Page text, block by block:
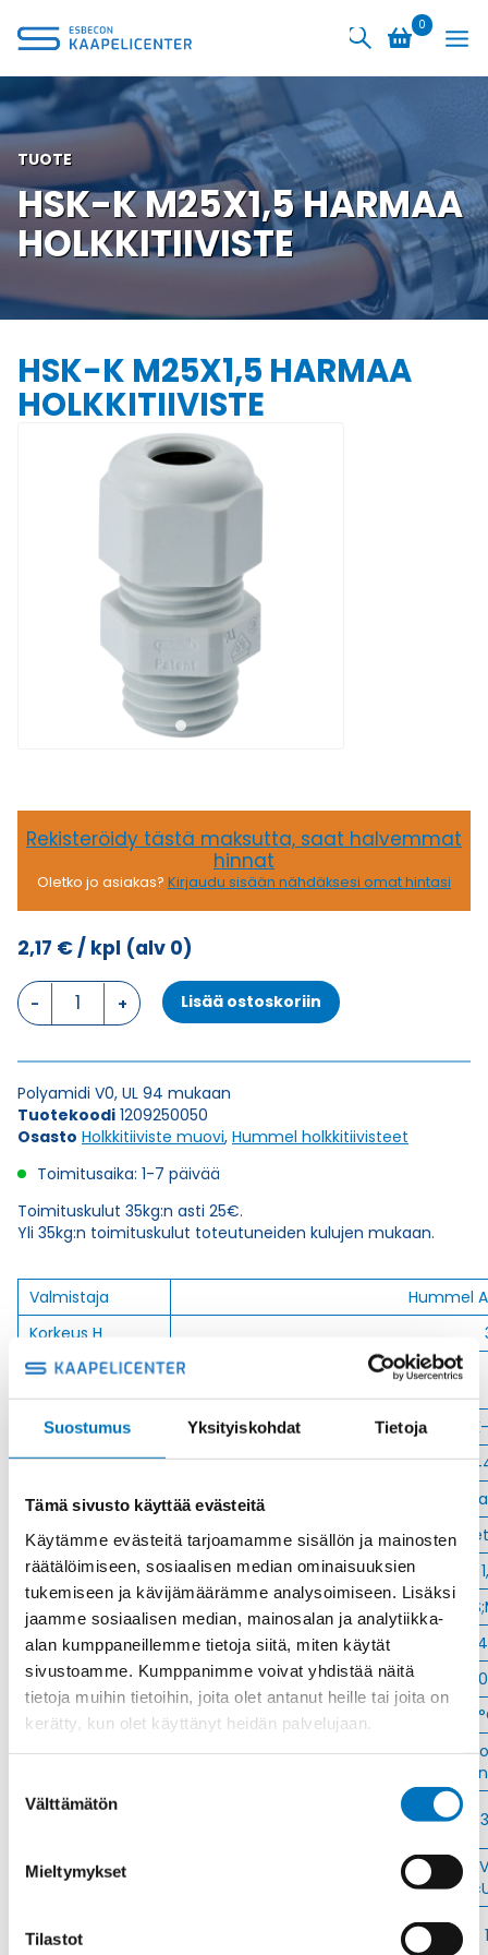
Suostumus Yksityiskohdat Tietoja
Tämä sivusto käyttää evästeitä
Käytämme evästeitä tarjoamamme sisällön ja mainosten
räätälöimiseen, sosiaalisen median ominaisuuksien
tukemiseen ja kävijämäärämme analysoimiseen. Lisäksi
jaamme sosiaalisen median, mainosalan ja analytiikka-
alan kumppaneillemme tietoja siitä, miten käytät
sivustoamme. Kumppanimme voivat yhdistää näitä
tietoja muihin tietoihin, joita olet antanut heille tai joita on
kerätty, kun olet käyttänyt heidän palvelujaan.
valinta
Välttämätön
Mieltymykset
Tilastot
sisältöön
0
TUOTE
HSK-K M25X1,5 HARMAA
HOLKKITIIVISTE
HSK-K M25X1,5 HARMAA
HOLKKITIIVISTE
Rekisteröidy tästä maksutta, saat halvemmat
hinnat
Oletko jo asiakas? Kirjaudu sisään nähdäksesi omat hintasi
2,17 €/ kpl (alv 0)
HSK-
HARMAA
määrä
Lisää ostoskoriin
Polyamidi V0, UL 94 mukaan
Tuotekoodi 1209250050
Osasto Holkkitiiviste muovi, Hummel holkkitiivisteet
Toimitusaika: 1-7 päivää
Toimituskulut 35kg:n asti 25€.
Yli 35kg:n toimituskulut toteutuneiden kulujen mukaan.
Valmistaja
Hummel
Korkeus H
Kierteen Pituus
Tuotenimi/Malli
Etim 7
Materiaali
Polyamidi V0, UL 94
Kierre
Ulkokierre Ag
M 25 x
Min [C]
-
Max [C]
Käyttölämpötila
'-40°C to
IP 68 – 10 bar;IP 69 K with additional
Avaimenkuva 1
Setrifikaatti
[Mm]